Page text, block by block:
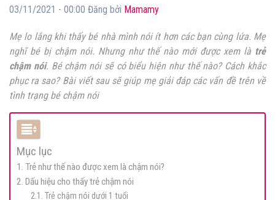
03/11/2021 - 00:00 Đăng bởi Mamamy
Mẹ lo lắng khi thấy bé nhà mình nói ít hơn các bạn cùng lứa. Mẹ
nghĩ bé bị chậm nói. Nhưng như thế nào mới được xem là trẻ
chậm nói. Bé chậm nói sẽ có biểu hiện như thế nào? Cách khắc
phục ra sao? Bài viết sau sẽ giúp mẹ giải đáp các vấn đề trên về
tình trạng bé chậm nói
Mục lục
1. Trẻ như thế nào được xem là chậm nói?
2. Dấu hiệu cho thấy trẻ chậm nói
2.1. Trẻ chậm nói dưới 1 tuổi